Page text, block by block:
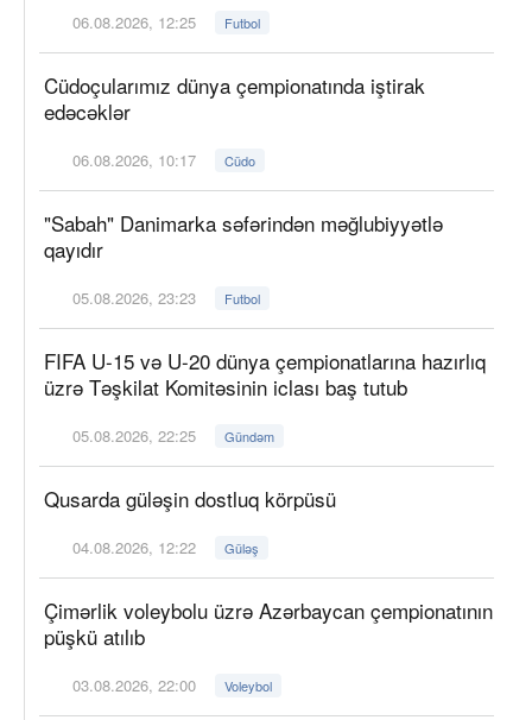
06.08.2026, 12:25 Futbol
Cüdoçularımız dünya çempionatında iştirak
edəcəklər
06.08.2026, 10:17 Cüdo
"Sabah" Danimarka səfərindən məğlubiyyətlə
qayıdır
05.08.2026, 23:23 Futbol
FIFA U-15 və U-20 dünya çempionatlarına hazırlıq
üzrə Təşkilat Komitəsinin iclası baş tutub
05.08.2026, 22:25 Gündəm
Qusarda güləşin dostluq körpüsü
04.08.2026, 12:22 Güləş
Çimərlik voleybolu üzrə Azərbaycan çempionatının
püşkü atılıb
03.08.2026, 22:00 Voleybol